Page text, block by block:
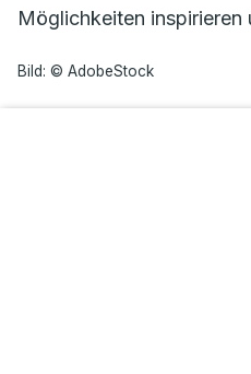
Möglichkeiten inspirieren
Bild: © AdobeStock